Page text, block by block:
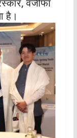
है।